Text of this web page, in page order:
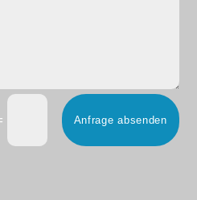
Anfrage absenden